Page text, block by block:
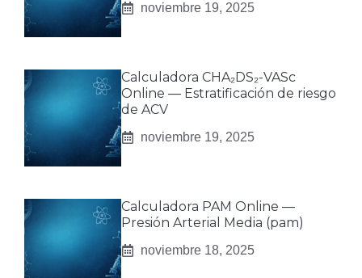
noviembre 19, 2025
Calculadora CHA₂DS₂-VASc
Online — Estratificación de riesgo
de ACV
noviembre 19, 2025
Calculadora PAM Online —
Presión Arterial Media (pam)
noviembre 18, 2025